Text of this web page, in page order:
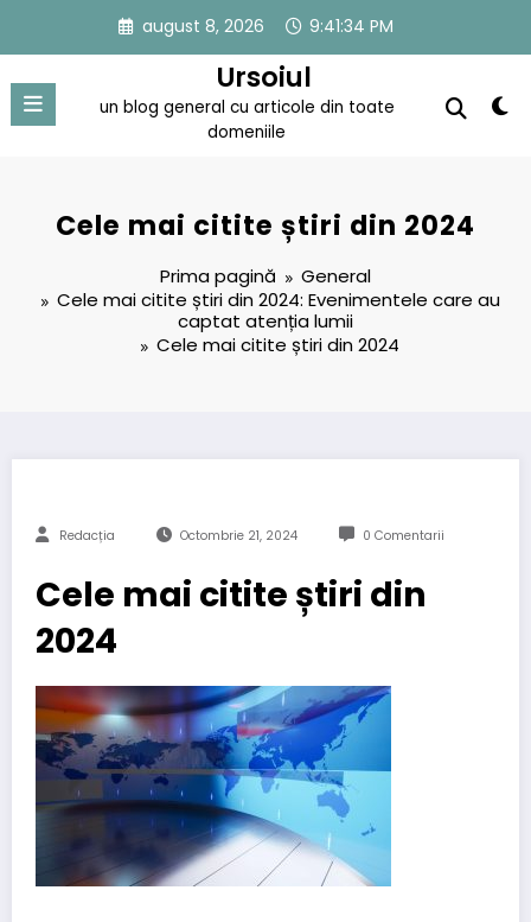
conținut
august 8, 2026 9:41:34 PM
Ursoiul
un blog general cu articole din toate
domeniile
Cele mai citite știri din 2024
Prima pagină
General
Cele mai citite știri din 2024: Evenimentele care au
captat atenția lumii
Cele mai citite știri din 2024
Redacția Octombrie 21, 2024 0 Comentarii
Cele mai citite știri din
2024